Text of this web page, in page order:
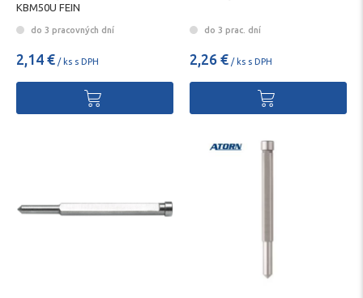
KBM50U FEIN
do 3 pracovných dní
2,14 € / ks s DPH
do 3 prac. dní
2,26 € / ks s DPH